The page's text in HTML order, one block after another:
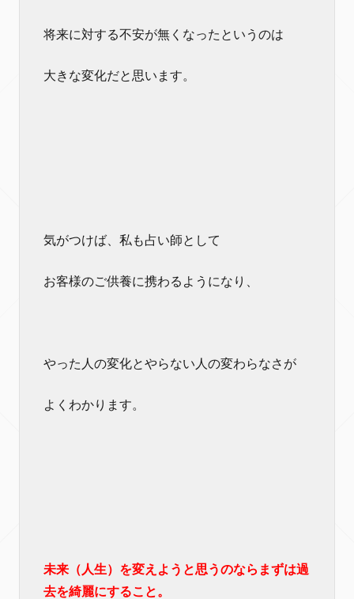
将来に対する不安が無くなったというのは
大きな変化だと思います。
気がつけば、私も占い師として
お客様のご供養に携わるようになり、
やった人の変化とやらない人の変わらなさが
よくわかります。
未来（人生）を変えようと思うのならまずは過
去を綺麗にすること。